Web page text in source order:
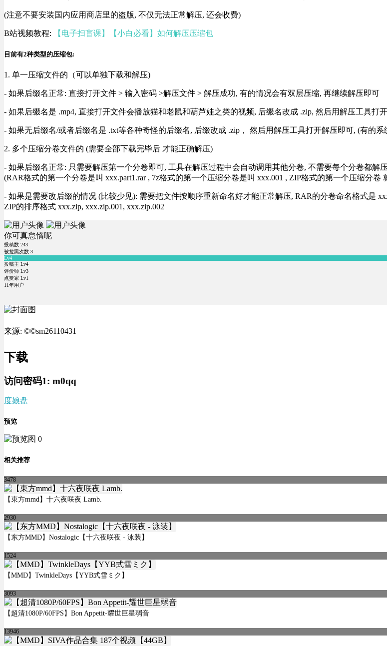
(注意不要安装国内应用商店里的盗版, 不仅无法正常解压, 还会收费)
B站视频教程: 【电子扫盲课】【小白必看】如何解压压缩包
目前有2种类型的压缩包:
1. 单一压缩文件的（可以单独下载和解压)
- 如果后缀名正常: 直接打开文件 > 输入密码 >解压文件 > 解压成功, 有的情况会有双层压缩, 再继续解压即可
- 如果后缀名是 .mp4, 直接打开文件会播放猫和老鼠和葫芦娃之类的视频, 后缀名改成 .zip, 然后用解压工具打
- 如果无后缀名/或者后缀名是 .txt等各种奇怪的后缀名, 后缀改成 .zip， 然后用解压工具打开解压即可, (有的
2. 多个压缩分卷文件的 (需要全部下载完毕后 才能正确解压)
- 如果后缀名正常: 只需要解压第一个分卷即可, 工具在解压过程中会自动调用其他分卷, 不需要每个分卷都
(RAR格式的第一个分卷是叫 xxx.part1.rar , 7z格式的第一个压缩分卷是叫 xxx.001 , ZIP格式的第一个压缩分卷
- 如果是需要改后缀的情况 (比较少见): 需要把文件按顺序重新命名好才能正常解压, RAR的分卷命名格式是
ZIP的排序格式 xxx.zip, xxx.zip.001, xxx.zip.002
你可真怠惰呢
投稿数 243
被拉黑次数 3
Lv4
投稿主 Lv4
评价师 Lv3
点赞家 Lv1
11年用户
来源: ©©sm26110431
下载
访问密码1: m0qq
度娘盘
预览
相关推荐
3478
【東方mmd】十六夜咲夜 Lamb.
2930
【东方MMD】Nostalogic【十六夜咲夜 - 泳装】
1524
【MMD】TwinkleDays【YYB式雪ミク】
3093
【超清1080P/60FPS】Bon Appetit-耀世巨星弱音
13946